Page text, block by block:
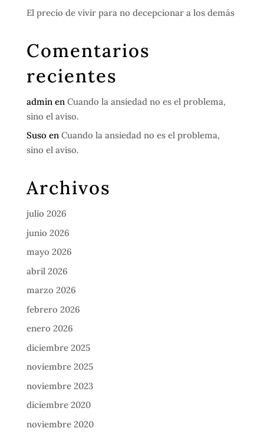
El precio de vivir para no decepcionar a los demás
Comentarios
recientes
adminen Cuando la ansiedad no es el problema,
sino el aviso.
Suso en Cuando la ansiedad no es el problema,
sino el aviso.
Archivos
julio 2026
junio 2026
mayo 2026
abril 2026
marzo 2026
febrero 2026
enero 2026
diciembre 2025
noviembre 2025
noviembre 2023
diciembre 2020
noviembre 2020